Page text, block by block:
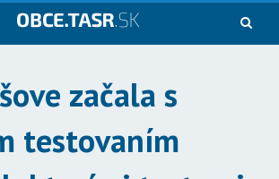
začala s
testovaním